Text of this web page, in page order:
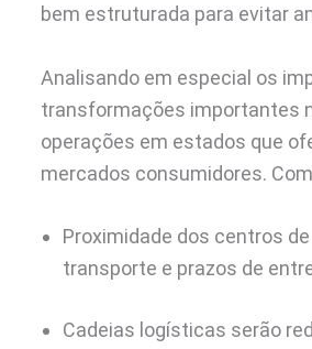
bem estruturada para evitar
Analisando em especial os
transformações importantes
operações em estados que
mercados consumidores.
Proximidade dos centros
transporte e prazos de
Cadeias logísticas serão